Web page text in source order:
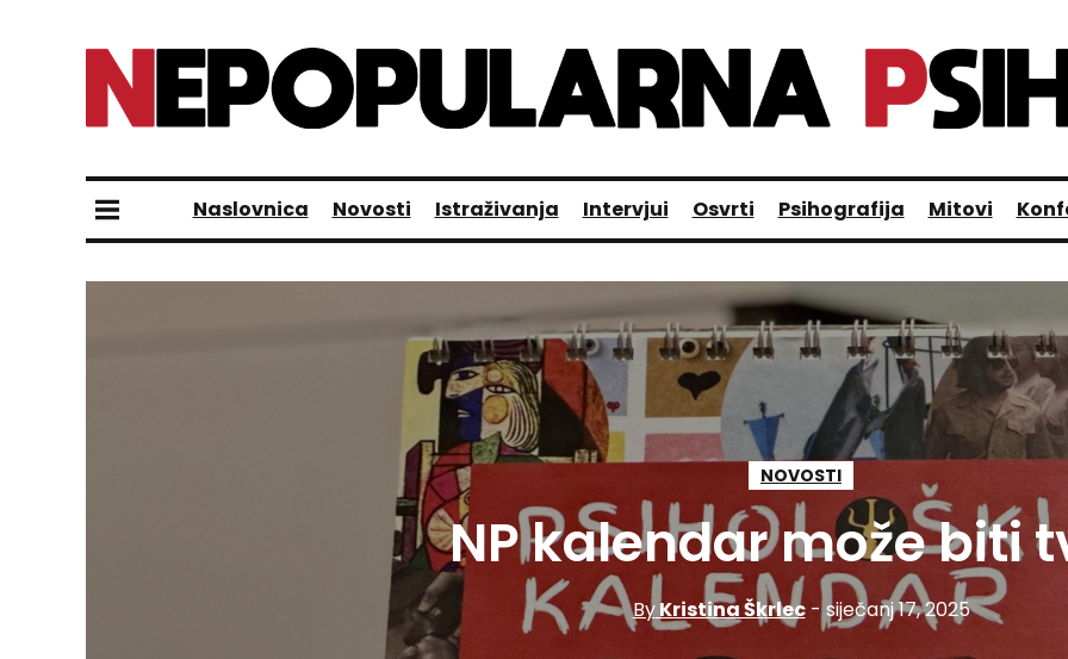
Naslovnica Novosti Istraživanja Intervjui Osvrti Psihografija Mitovi
NOVOSTI
NP kalendar može biti
ByKristina Škrlec - siječanj 17, 2025